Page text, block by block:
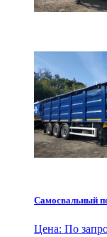
Самосвальный
Цена: По